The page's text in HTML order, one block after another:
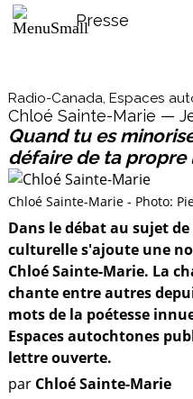
Radio-Canada, Espaces
Chloé Sainte-Marie —
Quand tu es
défaire de ta propre
Chloé Sainte-Marie - Photo:
Dans le débat au sujet
culturelle s'ajoute une
Chloé Sainte-Marie. La
chante entre autres
mots de la poétesse
Espaces autochtones
lettre ouverte.
par Chloé Sainte-Marie
Presse